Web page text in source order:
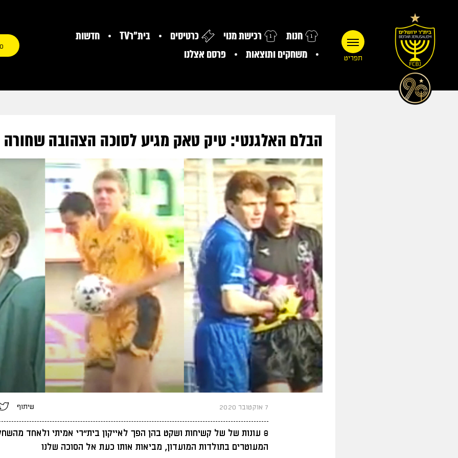
תפריט
חנות רכישת מנוי כרטיסים בית"רTV
חדשות
משחקים ותוצאות
פרסם אצלנו
0
הבלם האלגנטי: טיק טאק מגיע לסוכה הצהובה שחורה
7 אוקטובר 2020 שיתוף
8 עונות של של קשיחות ושקט בהן הפך לאייקון בית״רי אמיתי ולאחד
המעוטרים בתולדות המועדון, מביאות אותו כעת אל הסוכה שלנו